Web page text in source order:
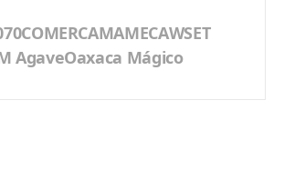
COMERCAMAMECAWSET
AgaveOaxaca Mágico